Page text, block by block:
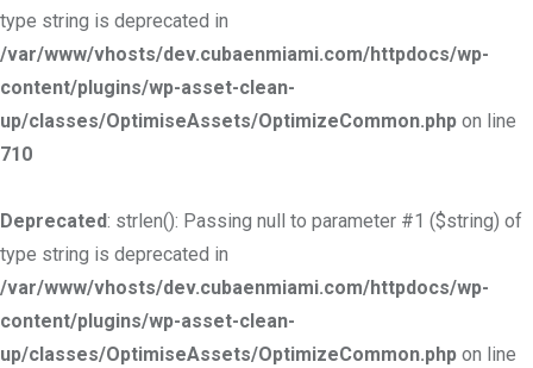
type string is deprecated in
/var/www/vhosts/dev.cubaenmiami.com/httpdocs/wp-
content/plugins/wp-asset-clean-
up/classes/OptimiseAssets/OptimizeCommon.php on line
710
Deprecated: strlen(): Passing null to parameter #1 ($string) of
type string is deprecated in
/var/www/vhosts/dev.cubaenmiami.com/httpdocs/wp-
content/plugins/wp-asset-clean-
up/classes/OptimiseAssets/OptimizeCommon.php on line